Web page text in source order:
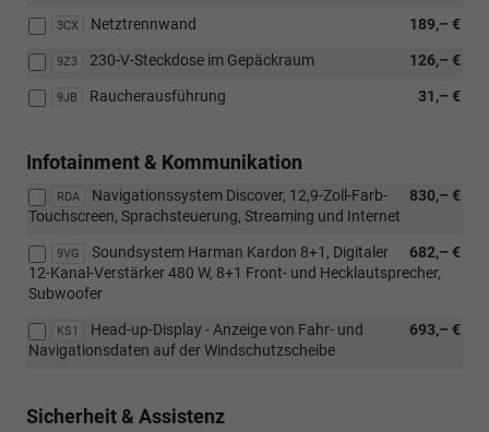
3CX 189,– €
Netztrennwand
9Z3 126,– €
230-V-Steckdose im Gepäckraum
9JB 31,– €
Raucherausführung
Infotainment & Kommunikation
RDA 830,– €
Navigationssystem Discover, 12,9-Zoll-Farb-
Touchscreen, Sprachsteuerung, Streaming und Internet
9VG 682,– €
Soundsystem Harman Kardon 8+1, Digitaler
12-Kanal-Verstärker 480 W, 8+1 Front- und Hecklautsprecher,
Subwoofer
KS1 693,– €
Head-up-Display - Anzeige von Fahr- und
Navigationsdaten auf der Windschutzscheibe
Sicherheit & Assistenz